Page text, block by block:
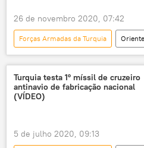
26 de novembro 2020, 07:42
Forças Armadas da Turquia
Mundo
Notícias
golpe militar
Recep Tayyip
Turquia
Turquia testa 1º míssil de cruzeiro
antinavio de fabricação nacional
(VÍDEO)
5 de julho 2020, 09:13